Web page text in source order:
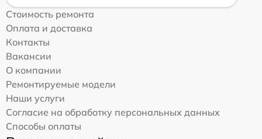
Стоимость ремонта
Оплата и доставка
Контакты
Вакансии
О компании
Ремонтируемые модели
Наши услуги
Согласие на обработку персональных данных
Способы оплаты